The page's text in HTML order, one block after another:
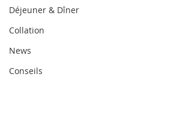
Déjeuner & Dîner
Collation
News
Conseils